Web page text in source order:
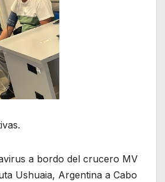
a bordo del crucero MV
Ushuaia, Argentina a Cabo